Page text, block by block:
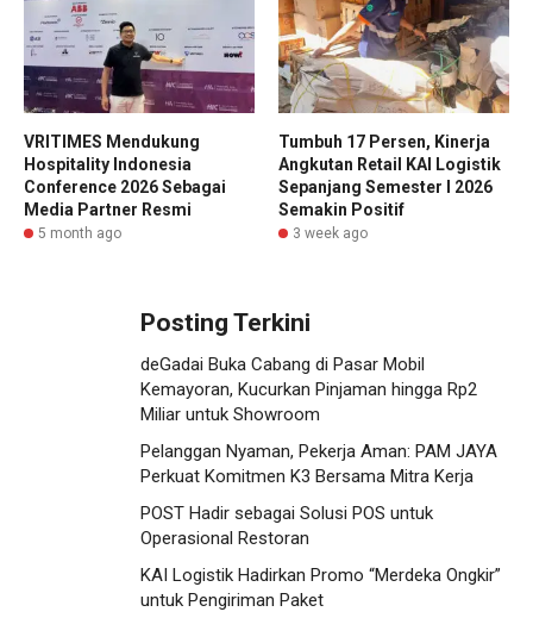
VRITIMES Mendukung
Hospitality Indonesia
Conference 2026 Sebagai
Media Partner Resmi
5 month ago
Tumbuh 17 Persen, Kinerja
Angkutan Retail KAI Logistik
Sepanjang Semester I 2026
Semakin Positif
3 week ago
Posting Terkini
deGadai Buka Cabang di Pasar Mobil
Kemayoran, Kucurkan Pinjaman hingga Rp2
Miliar untuk Showroom
Pelanggan Nyaman, Pekerja Aman: PAM JAYA
Perkuat Komitmen K3 Bersama Mitra Kerja
POST Hadir sebagai Solusi POS untuk
Operasional Restoran
KAI Logistik Hadirkan Promo “Merdeka Ongkir”
untuk Pengiriman Paket